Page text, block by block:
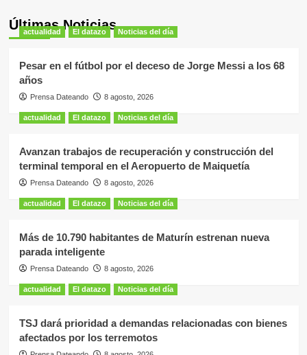
Últimas Noticias
actualidad El datazo Noticias del día
Pesar en el fútbol por el deceso de Jorge Messi a los 68
años
Prensa Dateando 8 agosto, 2026
actualidad El datazo Noticias del día
Avanzan trabajos de recuperación y construcción del
terminal temporal en el Aeropuerto de Maiquetía
Prensa Dateando 8 agosto, 2026
actualidad El datazo Noticias del día
Más de 10.790 habitantes de Maturín estrenan nueva
parada inteligente
Prensa Dateando 8 agosto, 2026
actualidad El datazo Noticias del día
TSJ dará prioridad a demandas relacionadas con bienes
afectados por los terremotos